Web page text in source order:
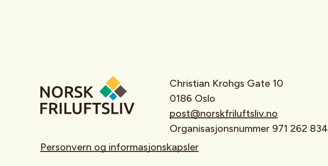
Christian Krohgs Gate 10
0186 Oslo
post@norskfriluftsliv.no
Organisasjonsnummer 971 262 834
Personvern og informasjonskapsler